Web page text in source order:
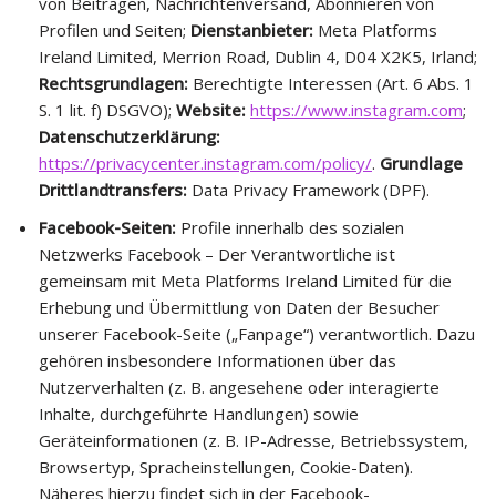
Profilen und Seiten; Dienstanbieter: Meta Platforms
Ireland Limited, Merrion Road, Dublin 4, D04 X2K5, Irland;
Rechtsgrundlagen: Berechtigte Interessen (Art. 6 Abs. 1
S. 1 lit. f) DSGVO); Website: https://www.instagram.com;
Datenschutzerklärung:
https://privacycenter.instagram.com/policy/. Grundlage
Drittlandtransfers: Data Privacy Framework (DPF).
Facebook-Seiten: Profile innerhalb des sozialen
Netzwerks Facebook – Der Verantwortliche ist
gemeinsam mit Meta Platforms Ireland Limited für die
Erhebung und Übermittlung von Daten der Besucher
unserer Facebook-Seite („Fanpage“) verantwortlich. Dazu
gehören insbesondere Informationen über das
Nutzerverhalten (z. B. angesehene oder interagierte
Inhalte, durchgeführte Handlungen) sowie
Geräteinformationen (z. B. IP-Adresse, Betriebssystem,
Browsertyp, Spracheinstellungen, Cookie-Daten).
Näheres hierzu findet sich in der Facebook-